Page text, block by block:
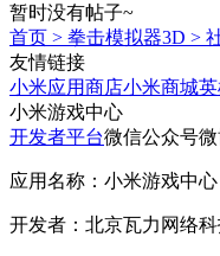
暂时没有帖子~
首页 > 拳击模拟器3D >
友情链接
小米应用商店小米商城
小米游戏中心
开发者平台微信公众号
应用名称：小米游戏中心
开发者：北京瓦力网络